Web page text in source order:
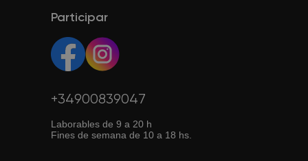
Participar
+34900839047
Laborables de 9 a 20 h
Fines de semana de 10 a 18 hs.